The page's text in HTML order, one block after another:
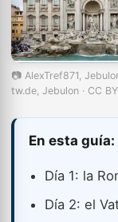
📷 AlexTref871,
tw.de, Jebulon · CC
En esta guía:
Día 1: la
Día 2: el